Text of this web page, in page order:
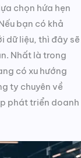
chọn hứa hẹn
bạn có khả
dữ liệu, thì đây sẽ
Nhất là trong
có xu hướng
ty chuyên về
phát triển doanh